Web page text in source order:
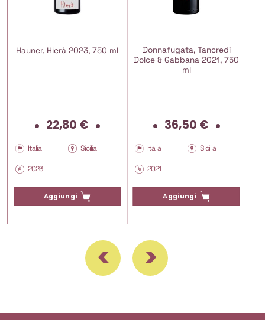
Hauner, Hierà 2023, 750 ml
22,80 €
Italia Sicilia
2023
Aggiungi
Donnafugata, Tancredi
Dolce & Gabbana 2021, 750
ml
36,50 €
Italia Sicilia
2021
Aggiungi